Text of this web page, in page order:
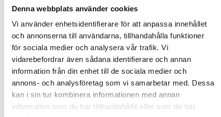
Denna webbplats använder cookies
Vi använder enhetsidentifierare för att anpassa innehållet
och annonserna till användarna, tillhandahålla funktioner
för sociala medier och analysera vår trafik. Vi
vidarebefordrar även sådana identifierare och annan
information från din enhet till de sociala medier och
annons- och analysföretag som vi samarbetar med. Dessa
kan i sin tur kombinera informationen med annan
information som du har tillhandahållit eller som de har
minst 60 °C i varmvattenberedare, minst 50
°C vid tappställe och kallvatten under 20 °C.
VVC-pumpen ska gå kontinuerligt, alla VVC-
stammar behöver injusteras och döda
ledningar eller långa stickledningar bör
minimeras. Det framgår också att
tappvarmvatten enligt BBR ska nå minst 50 °C
inom sju sekunder vid tappstället, vilket ställer
krav på både dimensionering och placering